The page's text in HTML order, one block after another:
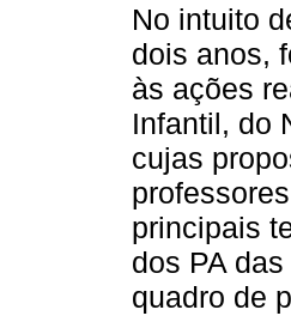
No intuito
dois anos,
às ações
Infantil, do
cujas
principais
dos PA
quadro de